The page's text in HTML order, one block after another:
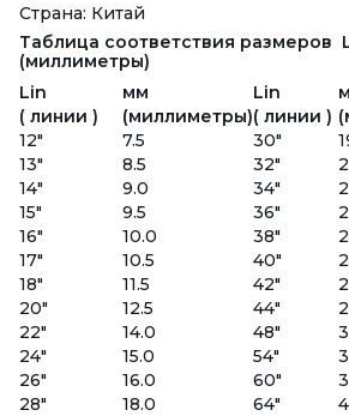
Страна: Китай
Таблица соответствия размеров
(миллиметры)
Lin
мм Lin
( линии )
(миллиметры)( линии )
12"
7.5 30"
13"
8.5 32"
14"
9.0 34"
15"
9.5 36"
16"
10.0 38"
17"
10.5 40"
18"
11.5 42"
20"
12.5 44"
22"
14.0 48"
24"
15.0 54"
26"
16.0 60"
28"
18.0 64"